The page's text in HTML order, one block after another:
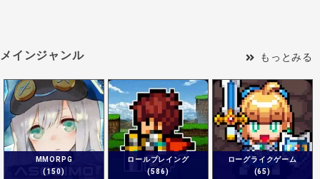
メインジャンル もっとみる
MMORPG
(150)
ロールプレイング
(586)
ローグライクゲーム
(65)